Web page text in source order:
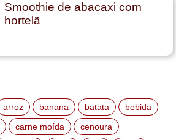
Smoothie de abacaxi com
hortelã
arroz banana batata
bebida
carne moída
cenoura